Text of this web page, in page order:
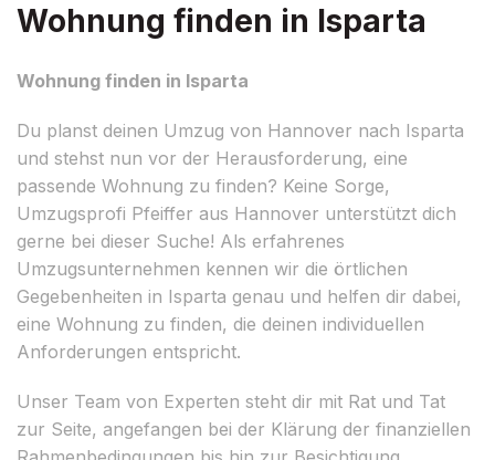
Wohnung finden in Isparta
Wohnung finden in Isparta
Du planst deinen Umzug von Hannover nach Isparta
und stehst nun vor der Herausforderung, eine
passende Wohnung zu finden? Keine Sorge,
Umzugsprofi Pfeiffer aus Hannover unterstützt dich
gerne bei dieser Suche! Als erfahrenes
Umzugsunternehmen kennen wir die örtlichen
Gegebenheiten in Isparta genau und helfen dir dabei,
eine Wohnung zu finden, die deinen individuellen
Anforderungen entspricht.
Unser Team von Experten steht dir mit Rat und Tat
zur Seite, angefangen bei der Klärung der finanziellen